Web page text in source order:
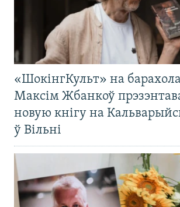
«ШокінгКульт» на
Максім Жбанкоў
новую кнігу на
ў Вільні